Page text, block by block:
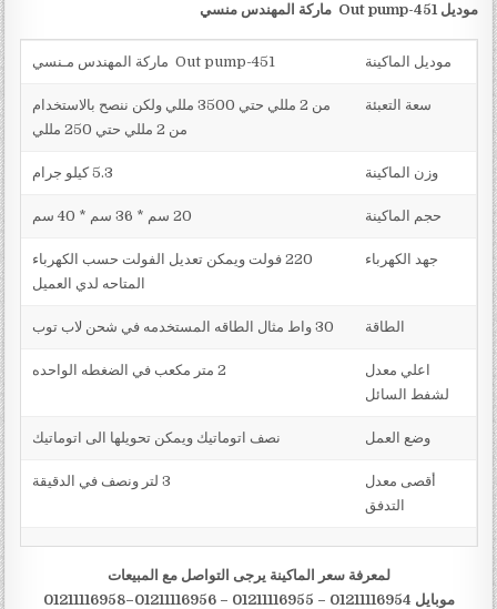
موديل451-Out pump ماركة المهندس منسي
موديل الماكينة 451-Out pump ماركة المهندس مـنسي
سعة التعبئة
من 2 مللي حتي 3500 مللي ولكن ننصح بالاستخدام
من 2 مللي حتي 250 مللي
وزن الماكينة 5.3 كيلو جرام
حجم الماكينة 20 سم * 36 سم * 40 سم
جهد الكهرباء
220 فولت ويمكن تعديل الفولت حسب الكهرباء
المتاحه لدي العميل
الطاقة 30 واط مثال الطاقه المستخدمه في شحن لاب توب
اعلي معدل
لشفط السائل
2 متر مكعب في الضغطه الواحده
وضع العمل نصف اتوماتيك ويمكن تحويلها الى اتوماتيك
أقصى معدل
التدفق
3 لتر ونصف في الدقيقة
لمعرفة سعر الماكينة يرجى التواصل مع المبيعات
موبايل 01211116954 – 01211116955 – 01211116956–01211116958